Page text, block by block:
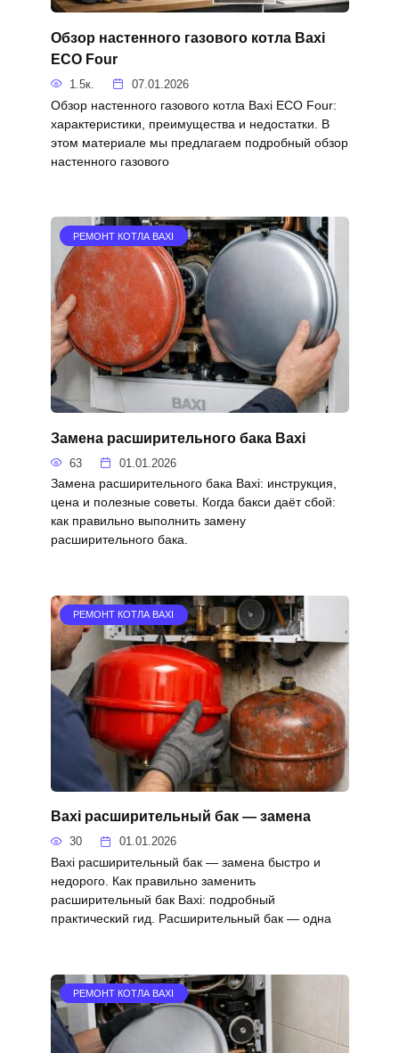
Обзор настенного газового котла Baxi
ECO Four
1.5к. 07.01.2026
Обзор настенного газового котла Baxi ECO Four:
характеристики, преимущества и недостатки. В
этом материале мы предлагаем подробный обзор
настенного газового
РЕМОНТ КОТЛА BAXI
Замена расширительного бака Baxi
63 01.01.2026
Замена расширительного бака Baxi: инструкция,
цена и полезные советы. Когда бакси даёт сбой:
как правильно выполнить замену
расширительного бака.
РЕМОНТ КОТЛА BAXI
Baxi расширительный бак — замена
30 01.01.2026
Baxi расширительный бак — замена быстро и
недорого. Как правильно заменить
расширительный бак Baxi: подробный
практический гид. Расширительный бак — одна
РЕМОНТ КОТЛА BAXI